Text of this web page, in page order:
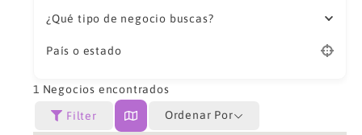
¿Qué tipo de negocio buscas?
País o estado
1 Negocios encontrados
Filter Ordenar Por